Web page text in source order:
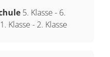
5. Klasse - 6.
1. Klasse - 2. Klasse